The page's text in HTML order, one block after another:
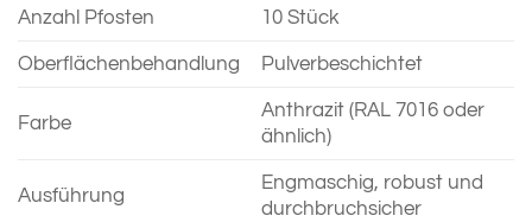
Anzahl Pfosten 10 Stück
Oberflächenbehandlung Pulverbeschichtet
Farbe
Anthrazit (RAL 7016 oder
ähnlich)
Ausführung
Engmaschig, robust und
durchbruchsicher